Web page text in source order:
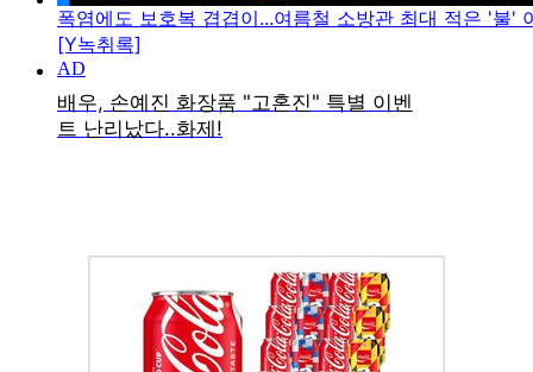
폭염에도 보호복 겹겹이...여름철 소방관 최대 적은 '불'
[Y녹취록]